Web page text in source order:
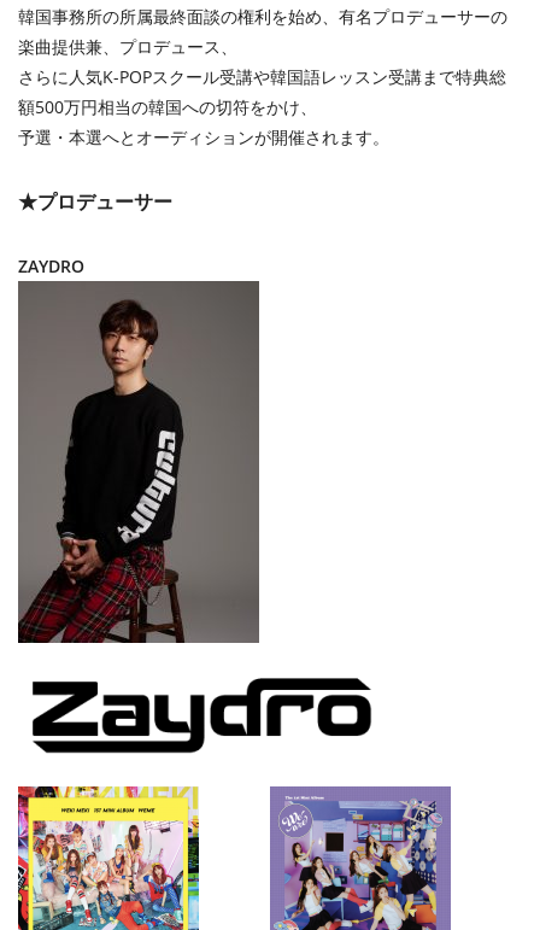
韓国事務所の所属最終面談の権利を始め、有名プロデューサーの
楽曲提供兼、プロデュース、
さらに人気K-POPスクール受講や韓国語レッスン受講まで特典総
額500万円相当の韓国への切符をかけ、
予選・本選へとオーディションが開催されます。
★プロデューサー
ZAYDRO